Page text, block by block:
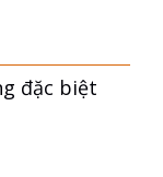
đặc biệt